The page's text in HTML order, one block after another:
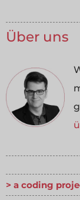
Über uns
a coding